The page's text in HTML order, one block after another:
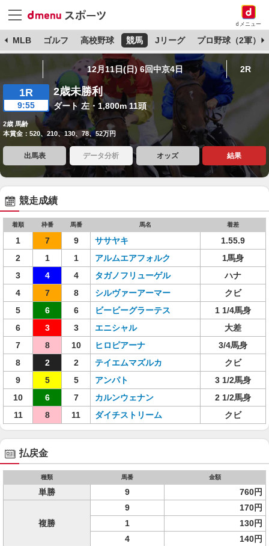
dメニュー
MLB ゴルフ 高校野球 競馬 Jリーグ プロ野球（2軍）
12月11日(日) 6回中京4日 2R
1R
9:55
2歳未勝利
ダート 左・1,800m 11頭
2歳 馬齢
本賞金：520、210、130、78、52万円
出馬表 データ分析 オッズ 結果
競走成績
着順 枠番 馬番 馬名 着差
1 7 9 ササヤキ
1.55.9
2
1 1 アルムエアフォルク
1馬身
3
4 4 タガノフリューゲル
ハナ
4
7 8 シルヴァーアーマー
クビ
5
6 6 ビービーグラーテス
1 1/4馬身
6
3 3 エニシャル
大差
7
8 10 ヒロピアーナ
3/4馬身
8
2 2 テイエムマズルカ
クビ
9
5 5 アンパト
3 1/2馬身
10
6 7 カルンウェナン
2 1/2馬身
11
8 11 ダイチストリーム クビ
払戻金
種類 馬番 金額
単勝 9 760円
複勝
9
170円
1
130円
4
140円